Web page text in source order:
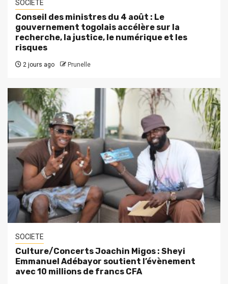
SOCIETE
Conseil des ministres du 4 août : Le
gouvernement togolais accélère sur la
recherche, la justice, le numérique et les
risques
2 jours ago Prunelle
SOCIETE
Culture/Concerts Joachin Migos : Sheyi
Emmanuel Adébayor soutient l’évènement
avec 10 millions de francs CFA